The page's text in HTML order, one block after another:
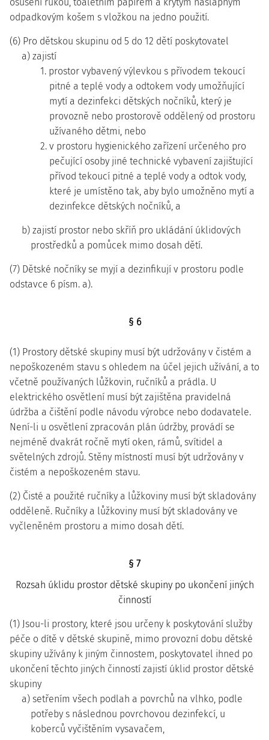
odpadkovým košem s vložkou na jedno použití.
(6) Pro dětskou skupinu od 5 do 12 dětí poskytovatel
a) zajistí
1. prostor vybavený výlevkou s přívodem tekoucí
pitné a teplé vody a odtokem vody umožňující
mytí a dezinfekci dětských nočníků, který je
provozně nebo prostorově oddělený od prostoru
užívaného dětmi, nebo
2. v prostoru hygienického zařízení určeného pro
pečující osoby jiné technické vybavení zajištující
přívod tekoucí pitné a teplé vody a odtok vody,
které je umístěno tak, aby bylo umožněno mytí a
dezinfekce dětských nočníků, a
b) zajistí prostor nebo skříň pro ukládání úklidových
prostředků a pomůcek mimo dosah dětí.
(7) Dětské nočníky se myjí a dezinfikují v prostoru podle
odstavce 6 písm. a).
§ 6
(1) Prostory dětské skupiny musí být udržovány v čistém a
nepoškozeném stavu s ohledem na účel jejich užívání, a to
včetně používaných lůžkovin, ručníků a prádla. U
elektrického osvětlení musí být zajištěna pravidelná
údržba a čištění podle návodu výrobce nebo dodavatele.
Není-li u osvětlení zpracován plán údržby, provádí se
nejméně dvakrát ročně mytí oken, rámů, svítidel a
světelných zdrojů. Stěny místností musí být udržovány v
čistém a nepoškozeném stavu.
(2) Čisté a použité ručníky a lůžkoviny musí být skladovány
odděleně. Ručníky a lůžkoviny musí být skladovány ve
vyčleněném prostoru a mimo dosah dětí.
§ 7
Rozsah úklidu prostor dětské skupiny po ukončení jiných
činností
(1) Jsou-li prostory, které jsou určeny k poskytování služby
péče o dítě v dětské skupině, mimo provozní dobu dětské
skupiny užívány k jiným činnostem, poskytovatel ihned po
ukončení těchto jiných činností zajistí úklid prostor dětské
skupiny
a) setřením všech podlah a povrchů na vlhko, podle
potřeby s následnou povrchovou dezinfekcí, u
koberců vyčištěním vysavačem,